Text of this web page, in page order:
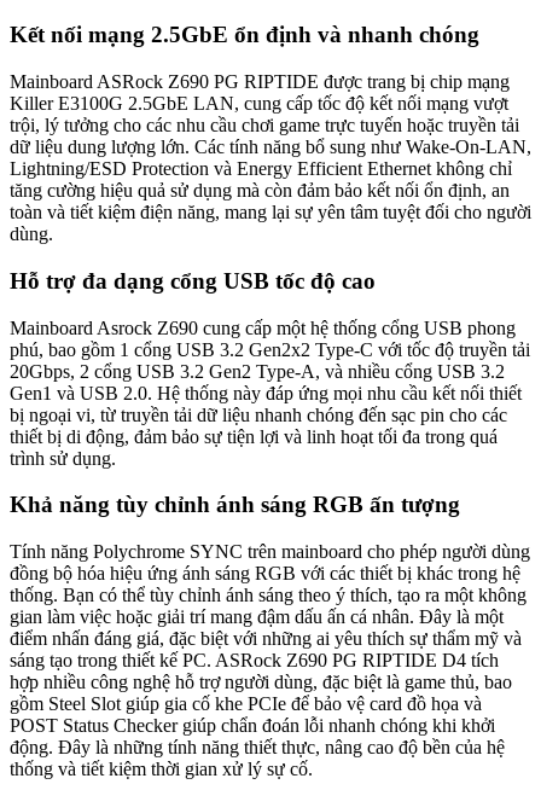
Kết nối mạng 2.5GbE ổn định và nhanh chóng
Mainboard ASRock Z690 PG RIPTIDE được trang bị chip mạng
Killer E3100G 2.5GbE LAN, cung cấp tốc độ kết nối mạng vượt
trội, lý tưởng cho các nhu cầu chơi game trực tuyến hoặc truyền tải
dữ liệu dung lượng lớn. Các tính năng bổ sung như Wake-On-LAN,
Lightning/ESD Protection và Energy Efficient Ethernet không chỉ
tăng cường hiệu quả sử dụng mà còn đảm bảo kết nối ổn định, an
toàn và tiết kiệm điện năng, mang lại sự yên tâm tuyệt đối cho người
dùng.
Hỗ trợ đa dạng cổng USB tốc độ cao
Mainboard Asrock Z690 cung cấp một hệ thống cổng USB phong
phú, bao gồm 1 cổng USB 3.2 Gen2x2 Type-C với tốc độ truyền tải
20Gbps, 2 cổng USB 3.2 Gen2 Type-A, và nhiều cổng USB 3.2
Gen1 và USB 2.0. Hệ thống này đáp ứng mọi nhu cầu kết nối thiết
bị ngoại vi, từ truyền tải dữ liệu nhanh chóng đến sạc pin cho các
thiết bị di động, đảm bảo sự tiện lợi và linh hoạt tối đa trong quá
trình sử dụng.
Khả năng tùy chỉnh ánh sáng RGB ấn tượng
Tính năng Polychrome SYNC trên mainboard cho phép người dùng
đồng bộ hóa hiệu ứng ánh sáng RGB với các thiết bị khác trong hệ
thống. Bạn có thể tùy chỉnh ánh sáng theo ý thích, tạo ra một không
gian làm việc hoặc giải trí mang đậm dấu ấn cá nhân. Đây là một
điểm nhấn đáng giá, đặc biệt với những ai yêu thích sự thẩm mỹ và
sáng tạo trong thiết kế PC. ASRock Z690 PG RIPTIDE D4 tích
hợp nhiều công nghệ hỗ trợ người dùng, đặc biệt là game thủ, bao
gồm Steel Slot giúp gia cố khe PCIe để bảo vệ card đồ họa và
POST Status Checker giúp chẩn đoán lỗi nhanh chóng khi khởi
động. Đây là những tính năng thiết thực, nâng cao độ bền của hệ
thống và tiết kiệm thời gian xử lý sự cố.